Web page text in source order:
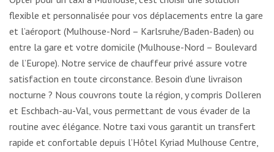
flexible et personnalisée pour vos déplacements entre la gare
et l’aéroport (Mulhouse-Nord – Karlsruhe/Baden-Baden) ou
entre la gare et votre domicile (Mulhouse-Nord – Boulevard
de l’Europe). Notre service de chauffeur privé assure votre
satisfaction en toute circonstance. Besoin d’une livraison
nocturne ? Nous couvrons toute la région, y compris Dolleren
et Eschbach-au-Val, vous permettant de vous évader de la
routine avec élégance. Notre taxi vous garantit un transfert
rapide et confortable depuis l’Hôtel Kyriad Mulhouse Centre,